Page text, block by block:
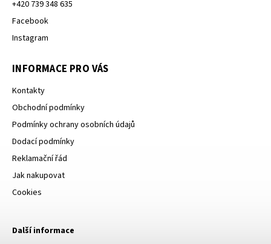
+420 739 348 635
Facebook
Instagram
INFORMACE PRO VÁS
Kontakty
Obchodní podmínky
Podmínky ochrany osobních údajů
Dodací podmínky
Reklamační řád
Jak nakupovat
Cookies
Další informace